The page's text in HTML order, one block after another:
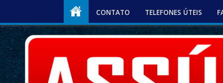
CONTATO TELEFONES ÚTEIS